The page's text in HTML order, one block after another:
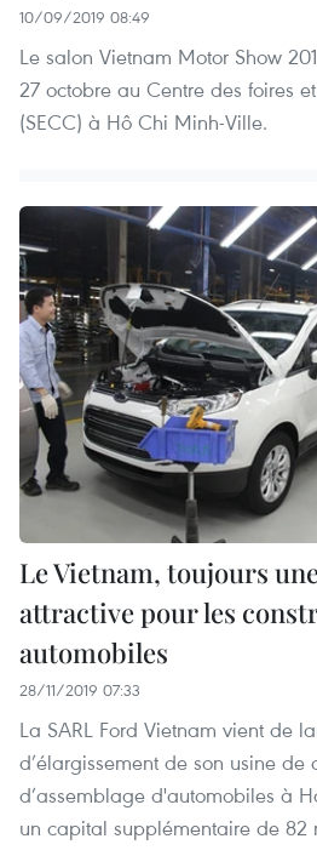
10/09/2019 08:49
Le salon Vietnam Motor Show
27 octobre au Centre des foires
(SECC) à Hô Chi Minh-Ville.
Le Vietnam, toujours
attractive pour les
automobiles
28/11/2019 07:33
La SARL Ford Vietnam vient de
d’élargissement de son usine de
d’assemblage d'automobiles à
un capital supplémentaire de 82